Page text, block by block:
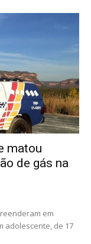
matou
de gás na
em
adolescente, de 17